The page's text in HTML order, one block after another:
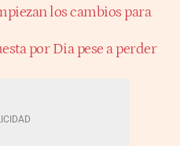
los cambios para
por Dia pese a perder